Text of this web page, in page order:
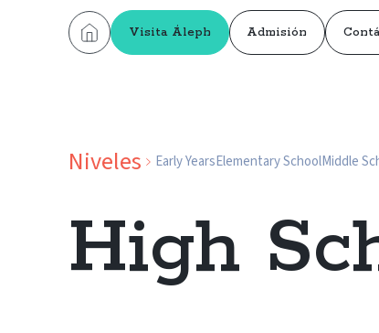
Visita Áleph Admisión
Niveles Early YearsElementary SchoolMiddle
High